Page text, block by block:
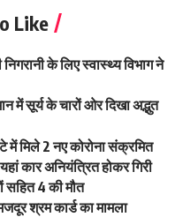
Like
के लिए स्वास्थ्य विभाग ने
सूर्य के चारों ओर दिखा अद्भुत
मिले 2 नए कोरोना संक्रमित
कार अनियंत्रित होकर गिरी
सहित 4 की मौत
श्रम कार्ड का मामला